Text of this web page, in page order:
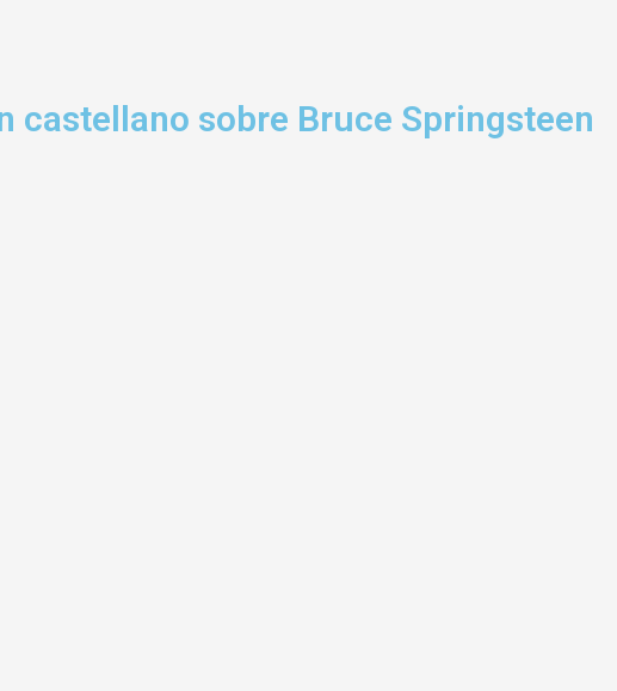
castellano sobre Bruce Springsteen